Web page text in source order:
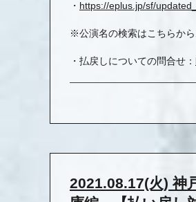
・ https://eplus.jp/sf/updated_
※公演名の検索はこちらから
・払戻しについての問合せ：
2021.08.17(火) 神